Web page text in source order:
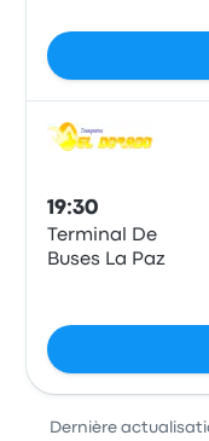
19:30
Terminal De
Buses La Paz
Dernière